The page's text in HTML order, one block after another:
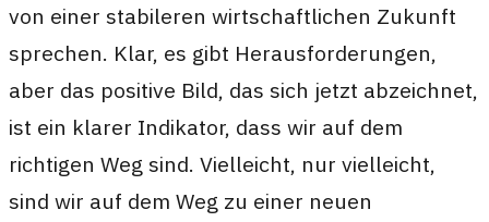
von einer stabileren wirtschaftlichen Zukunft
sprechen. Klar, es gibt Herausforderungen,
aber das positive Bild, das sich jetzt abzeichnet,
ist ein klarer Indikator, dass wir auf dem
richtigen Weg sind. Vielleicht, nur vielleicht,
sind wir auf dem Weg zu einer neuen